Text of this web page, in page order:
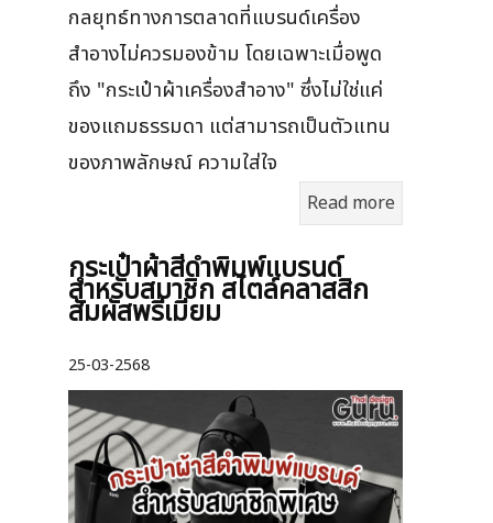
กลยุทธ์ทางการตลาดที่แบรนด์เครื่อง
สำอางไม่ควรมองข้าม โดยเฉพาะเมื่อพูด
ถึง "กระเป๋าผ้าเครื่องสำอาง" ซึ่งไม่ใช่แค่
ของแถมธรรมดา แต่สามารถเป็นตัวแทน
ของภาพลักษณ์ ความใส่ใจ
Read more
กระเป๋าผ้าสีดำพิมพ์แบรนด์
สำหรับสมาชิก สไตล์คลาสสิก
สัมผัสพรีเมียม
25-03-2568